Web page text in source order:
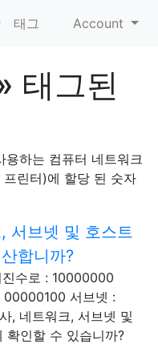
태그 Account
태그된
하는 컴퓨터 네트워크
린터)에 할당 된 숫자
서브넷 및 호스트
합니까?
수로 : 10000000
00000100 서브넷 :
, 네트워크, 서브넷 및
확인할 수 있습니까?